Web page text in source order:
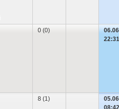
0 (0)
22:31
8 (1)
08:42